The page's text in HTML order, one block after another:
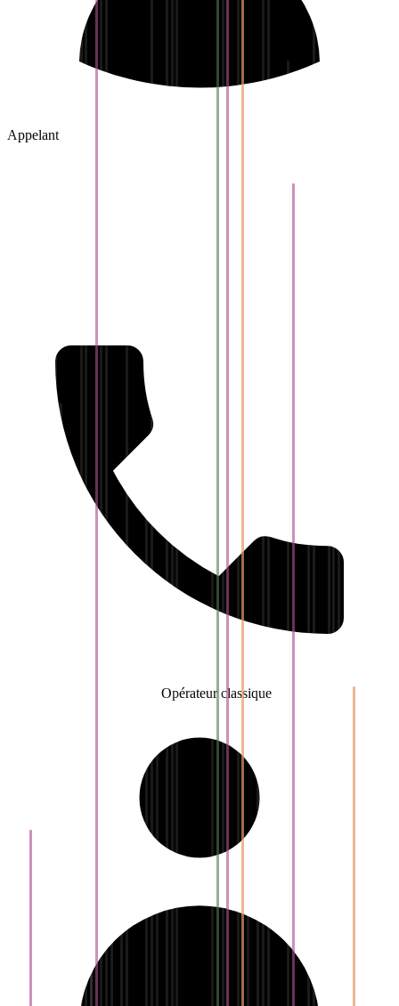
Appelant
Opérateur classique